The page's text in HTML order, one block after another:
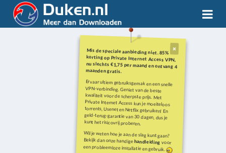
Mis de speciale aanbieding niet. 85%
korting op Private Internet Access VPN,
nu slechts €1,75 per maand en ontvang 4
maanden gratis.
Ervaar ultiem gebruiksgemak en een snelle
VPN-verbinding. Geniet van de beste
kwaliteit voor de scherpste prijs. Met
Private Internet Access kun je moeiteloos
torrents, Usenet en Netflix gebruiken! En
geld-terug-garantie van 30 dagen, dus je
kunt het risicovrij proberen.
Wil je weten hoe je aan de slag kunt gaan?
Bekijk dan onze handigehandleiding voor
een probleemloze installatie en gebruik.